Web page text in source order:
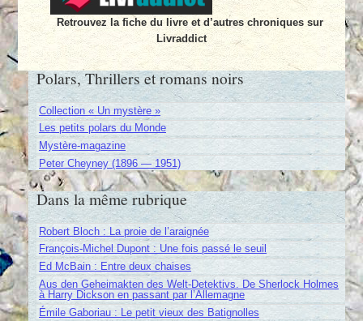
Retrouvez la fiche du livre et d’autres chroniques sur
Livraddict
Polars, Thrillers et romans noirs
Collection « Un mystère »
Les petits polars du Monde
Mystère-magazine
Peter Cheyney (1896 — 1951)
Dans la même rubrique
Robert Bloch : La proie de l’araignée
François-Michel Dupont : Une fois passé le seuil
Ed McBain : Entre deux chaises
Aus den Geheimakten des Welt-Detektivs. De Sherlock Holmes
à Harry Dickson en passant par l’Allemagne
Émile Gaboriau : Le petit vieux des Batignolles